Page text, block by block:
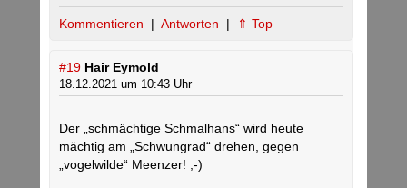
Kommentieren | Antworten | ⇑ Top
#19 Hair Eymold
18.12.2021 um 10:43 Uhr
Der „schmächtige Schmalhans“ wird heute
mächtig am „Schwungrad“ drehen, gegen
„vogelwilde“ Meenzer! ;-)